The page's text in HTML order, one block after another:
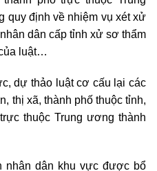
quy định về nhiệm vụ xét xử
dân cấp tỉnh xử sơ thẩm
luật…
dự thảo luật cơ cấu lại các
thị xã, thành phố thuộc tỉnh,
thuộc Trung ương thành
nhân dân khu vực được bổ